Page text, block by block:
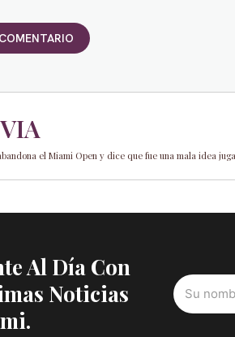
el Miami Open y dice que fue una mala idea
Al Día Con
Noticias